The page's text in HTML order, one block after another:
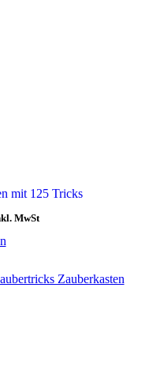
mit 125 Tricks
MwSt